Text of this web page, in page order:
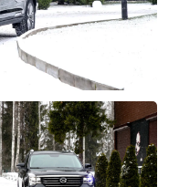
на обработкусвоих